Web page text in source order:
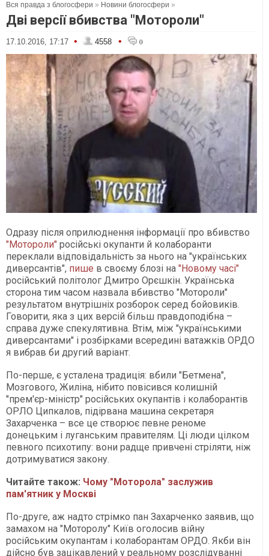
Вся правда з блогосфери » Новини блогосфери »
Дві версії вбивства "Мотороли"
17.10.2016, 17:17 • 4558 • 0
Одразу після оприлюднення інформації про вбивство
"Мотороли" російські окупанти й колаборанти
переклали відповідальність за нього на "українських
диверсантів", пише в своєму блозі на "Новому часі"
російський політолог Дмитро Орєшкін. Українська
сторона тим часом назвала вбивство "Мотороли"
результатом внутрішніх розборок серед бойовиків.
Говорити, яка з цих версій більш правдоподібна –
справа дуже спекулятивна. Втім, між "українськими
диверсантами" і розбірками всередині ватажків ОРДО
я вибрав би другий варіант.
По-перше, є усталена традиція: вбили "Бетмена",
Мозгового, Жиліна, нібито повісився колишній
"прем'єр-міністр" російських окупантів і колаборантів
ОРЛО Ципкалов, підірвана машина секретаря
Захарченка – все це створює певне реноме
донецьким і луганським правителям. Ці люди цілком
певного психотипу: вони радще привчені стріляти, ніж
дотримуватися закону.
Читайте також: Чому "Моторола" заслужив
пам'ятник у Москві
По-друге, аж надто стрімко пан Захарченко заявив, що
замахом на "Моторолу" Київ оголосив війну
російським окупантам і колаборантам ОРДО. Якби він
дійсно був зацікавлений у реальному розслідуванні